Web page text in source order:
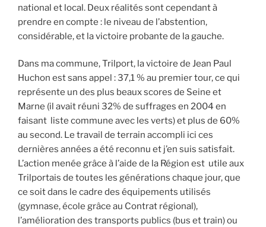
national et local. Deux réalités sont cependant à
prendre en compte : le niveau de l’abstention,
considérable, et la victoire probante de la gauche.
Dans ma commune, Trilport, la victoire de Jean Paul
Huchon est sans appel : 37,1 % au premier tour, ce qui
représente un des plus beaux scores de Seine et
Marne (il avait réuni 32% de suffrages en 2004 en
faisant liste commune avec les verts) et plus de 60%
au second. Le travail de terrain accompli ici ces
dernières années a été reconnu et j’en suis satisfait.
L’action menée grâce à l’aide de la Région est utile aux
Trilportais de toutes les générations chaque jour, que
ce soit dans le cadre des équipements utilisés
(gymnase, école grâce au Contrat régional),
l’amélioration des transports publics (bus et train) ou